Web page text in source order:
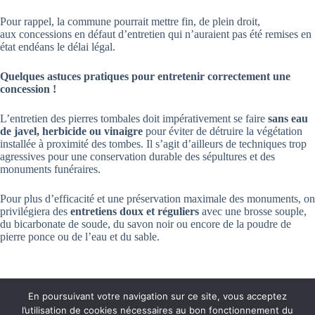
Pour rappel, la commune pourrait mettre fin, de plein droit,
aux concessions en défaut d’entretien qui n’auraient pas été remises en
état endéans le délai légal.
Quelques astuces pratiques pour entretenir correctement une
concession !
L’entretien des pierres tombales doit impérativement se faire sans eau
de javel, herbicide ou vinaigre pour éviter de détruire la végétation
installée à proximité des tombes. Il s’agit d’ailleurs de techniques trop
agressives pour une conservation durable des sépultures et des
monuments funéraires.
Pour plus d’efficacité et une préservation maximale des monuments, on
privilégiera des entretiens doux et réguliers avec une brosse souple,
du bicarbonate de soude, du savon noir ou encore de la poudre de
pierre ponce ou de l’eau et du sable.
En poursuivant votre navigation sur ce site, vous acceptez
l’utilisation de cookies nécessaires au bon fonctionnement du